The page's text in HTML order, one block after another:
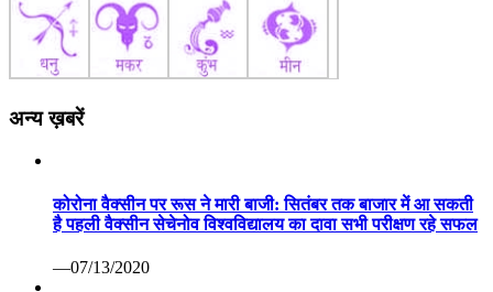
अन्य ख़बरें
कोरोना वैक्सीन पर रूस ने मारी बाजी: सितंबर तक बाजार में आ सकती
है पहली वैक्सीन सेचेनोव विश्वविद्यालय का दावा सभी परीक्षण रहे सफल
—07/13/2020